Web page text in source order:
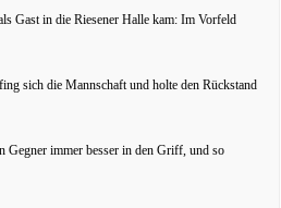
Gast in die Riesener Halle kam: Im Vorfeld
sich die Mannschaft und holte den Rückstand
immer besser in den Griff, und so